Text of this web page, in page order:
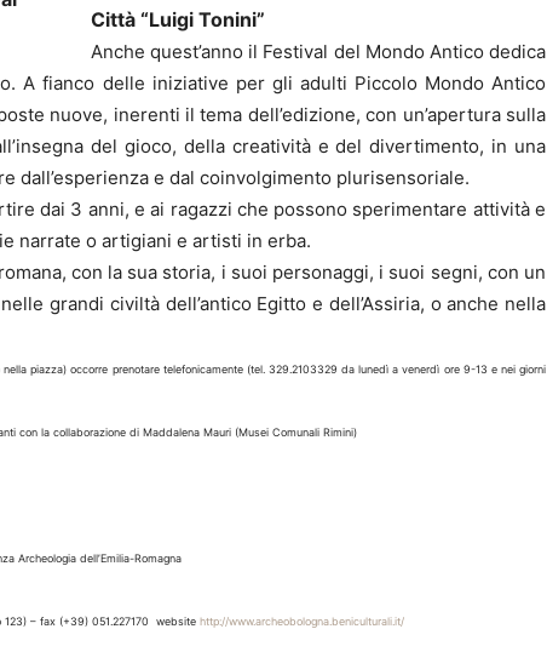
Città “Luigi Tonini”
Anche quest’anno il Festival del Mondo Antico dedica
A fianco delle iniziative per gli adulti Piccolo Mondo Antico
nuove, inerenti il tema dell’edizione, con un’apertura sulla
del gioco, della creatività e del divertimento, in una
dall’esperienza e dal coinvolgimento plurisensoriale.
dai 3 anni, e ai ragazzi che possono sperimentare attività e
narrate o artigiani e artisti in erba.
con la sua storia, i suoi personaggi, i suoi segni, con un
grandi civiltà dell’antico Egitto e dell’Assiria, o anche nella
piazza) occorre prenotare telefonicamente (tel. 329.2103329 da lunedì a venerdì ore 9-13 e nei giorni
con la collaborazione di Maddalena Mauri (Musei Comunali Rimini)
Archeologia dell’Emilia-Romagna
123) – fax (+39) 051.227170 website http://www.archeobologna.beniculturali.it/